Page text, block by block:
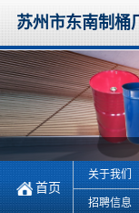
苏州市东南制桶厂
首页
关于我们
招聘信息